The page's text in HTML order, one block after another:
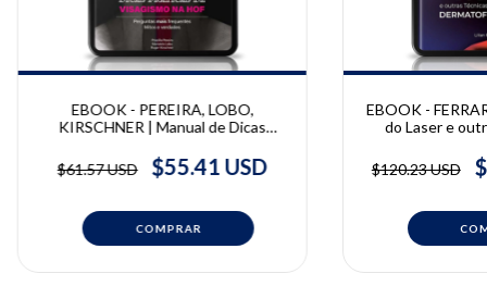
EBOOK - PEREIRA, LOBO,
KIRSCHNER | Manual de Dicas
Perguntas mais frequentes, Mitos e
Verdades | Priscilla Pereira, Maristela
$61.57 USD $55.41 USD
EBOOK -
do Laser e
$120.23 USD